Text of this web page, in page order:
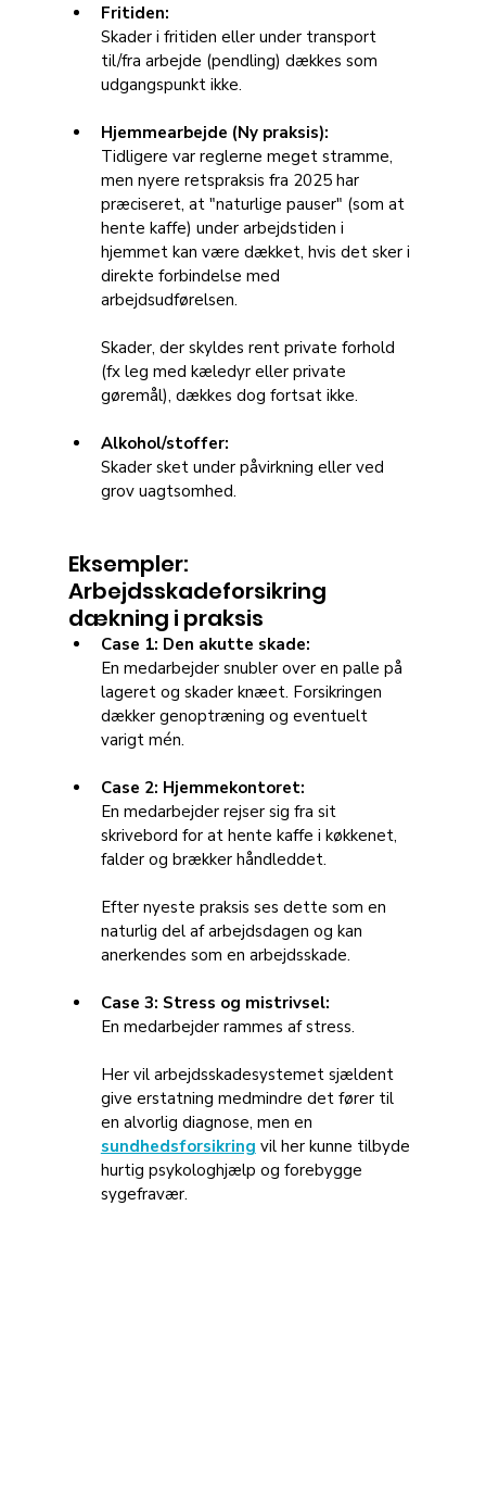
Fritiden:
Skader i fritiden eller under transport
til/fra arbejde (pendling) dækkes som
udgangspunkt ikke.
Hjemmearbejde (Ny praksis):
Tidligere var reglerne meget stramme,
men nyere retspraksis fra 2025 har
præciseret, at "naturlige pauser" (som at
hente kaffe) under arbejdstiden i
hjemmet kan være dækket, hvis det sker i
direkte forbindelse med
arbejdsudførelsen.
Skader, der skyldes rent private forhold
(fx leg med kæledyr eller private
gøremål), dækkes dog fortsat ikke.
Alkohol/stoffer:
Skader sket under påvirkning eller ved
grov uagtsomhed.
Eksempler:
Arbejdsskadeforsikring
dækning i praksis
Case 1: Den akutte skade:
En medarbejder snubler over en palle på
lageret og skader knæet. Forsikringen
dækker genoptræning og eventuelt
varigt mén.
Case 2: Hjemmekontoret:
En medarbejder rejser sig fra sit
skrivebord for at hente kaffe i køkkenet,
falder og brækker håndleddet.
Efter nyeste praksis ses dette som en
naturlig del af arbejdsdagen og kan
anerkendes som en arbejdsskade.
Case 3: Stress og mistrivsel:
En medarbejder rammes af stress.
Her vil arbejdsskadesystemet sjældent
give erstatning medmindre det fører til
en alvorlig diagnose, men en
sundhedsforsikring vil her kunne tilbyde
hurtig psykologhjælp og forebygge
sygefravær.